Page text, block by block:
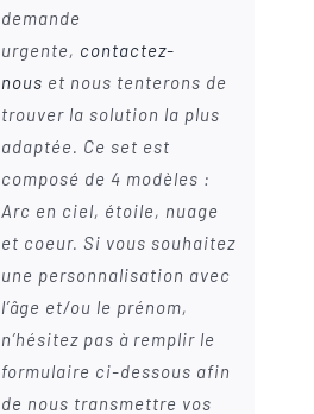
demande
urgente, contactez-
nous et nous tenterons de
trouver la solution la plus
adaptée. Ce set est
composé de 4 modèles :
Arc en ciel, étoile, nuage
et coeur. Si vous souhaitez
une personnalisation avec
l’âge et/ou le prénom,
n’hésitez pas à remplir le
formulaire ci-dessous afin
de nous transmettre vos